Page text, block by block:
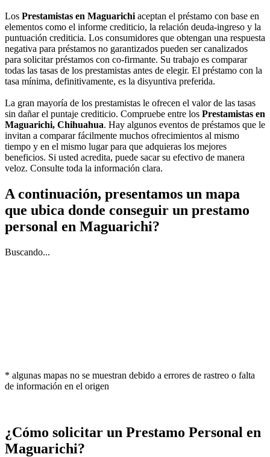
Los Prestamistas en Maguarichi aceptan el préstamo con base en
elementos como el informe crediticio, la relación deuda-ingreso y la
puntuación crediticia. Los consumidores que obtengan una respuesta
negativa para préstamos no garantizados pueden ser canalizados
para solicitar préstamos con co-firmante. Su trabajo es comparar
todas las tasas de los prestamistas antes de elegir. El préstamo con la
tasa mínima, definitivamente, es la disyuntiva preferida.
La gran mayoría de los prestamistas le ofrecen el valor de las tasas
sin dañar el puntaje crediticio. Compruebe entre los Prestamistas en
Maguarichi, Chihuahua. Hay algunos eventos de préstamos que le
invitan a comparar fácilmente muchos ofrecimientos al mismo
tiempo y en el mismo lugar para que adquieras los mejores
beneficios. Si usted acredita, puede sacar su efectivo de manera
veloz. Consulte toda la información clara.
A continuación, presentamos un mapa
que ubica donde conseguir un prestamo
personal en Maguarichi?
Buscando...
* algunas mapas no se muestran debido a errores de rastreo o falta
de información en el origen
¿Cómo solicitar un Prestamo Personal en
Maguarichi?